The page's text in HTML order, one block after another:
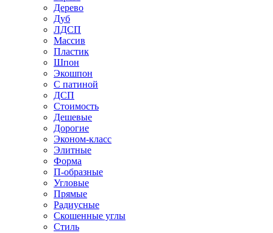
Дерево
Дуб
ЛДСП
Массив
Пластик
Шпон
Экошпон
С патиной
ДСП
Стоимость
Дешевые
Дорогие
Эконом-класс
Элитные
Форма
П-образные
Угловые
Прямые
Радиусные
Скошенные углы
Стиль